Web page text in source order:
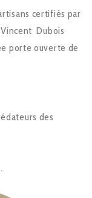
certifiés par
Dubois
porte ouverte de
des